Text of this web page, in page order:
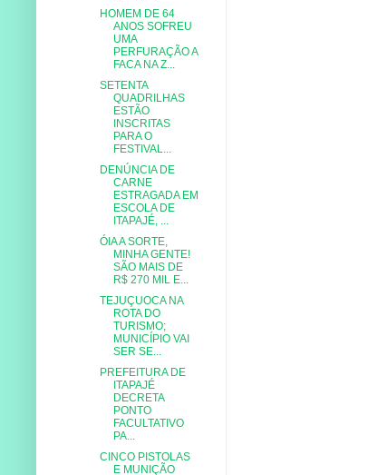
HOMEM DE 64
ANOS SOFREU
UMA
PERFURAÇÃO A
FACA NA Z...
SETENTA
QUADRILHAS
ESTÃO
INSCRITAS
PARA O
FESTIVAL...
DENÚNCIA DE
CARNE
ESTRAGADA EM
ESCOLA DE
ITAPAJÉ, ...
ÓIA A SORTE,
MINHA GENTE!
SÃO MAIS DE
R$ 270 MIL E...
TEJUÇUOCA NA
ROTA DO
TURISMO;
MUNICÍPIO VAI
SER SE...
PREFEITURA DE
ITAPAJÉ
DECRETA
PONTO
FACULTATIVO
PA...
CINCO PISTOLAS
E MUNIÇÃO